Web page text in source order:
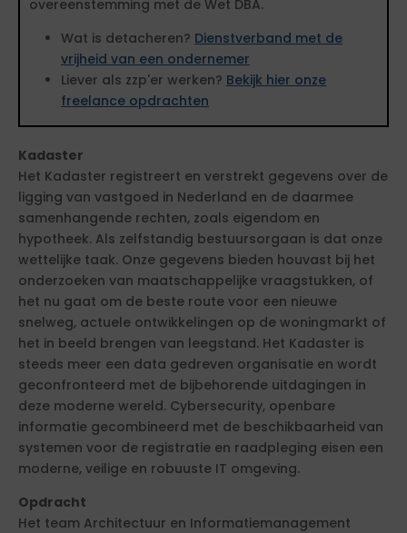
overeenstemming met de Wet DBA.
Wat is detacheren? Dienstverband met de
vrijheid van een ondernemer
Liever als zzp'er werken? Bekijk hier onze
freelance opdrachten
Kadaster
Het Kadaster registreert en verstrekt gegevens over de
ligging van vastgoed in Nederland en de daarmee
samenhangende rechten, zoals eigendom en
hypotheek. Als zelfstandig bestuursorgaan is dat onze
wettelijke taak. Onze gegevens bieden houvast bij het
onderzoeken van maatschappelijke vraagstukken, of
het nu gaat om de beste route voor een nieuwe
snelweg, actuele ontwikkelingen op de woningmarkt of
het in beeld brengen van leegstand. Het Kadaster is
steeds meer een data gedreven organisatie en wordt
geconfronteerd met de bijbehorende uitdagingen in
deze moderne wereld. Cybersecurity, openbare
informatie gecombineerd met de beschikbaarheid van
systemen voor de registratie en raadpleging eisen een
moderne, veilige en robuuste IT omgeving.
Opdracht
Het team Architectuur en Informatiemanagement